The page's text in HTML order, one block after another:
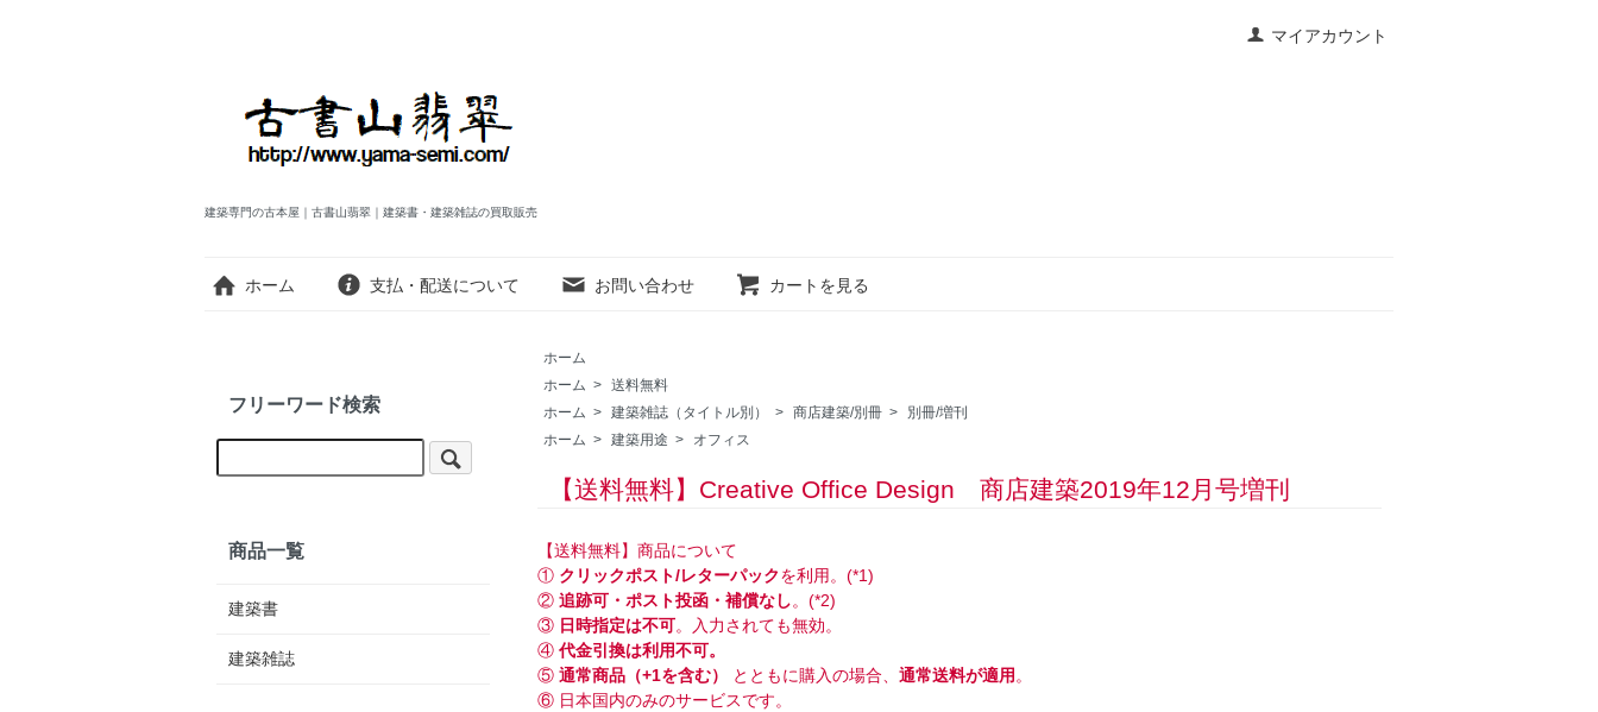
マイアカウント
建築専門の古本屋｜古書山翡翠｜建築書・建築雑誌の買取販売
ホーム 支払・配送について お問い合わせ カートを見る
ホーム
ホーム > 送料無料
ホーム > 建築雑誌（タイトル別） > 商店建築/別冊 >
別冊/増刊
ホーム > 建築用途 > オフィス
【送料無料】Creative Office Design 商店建築2019年12月号増刊
【送料無料】商品について
① クリックポスト/レターパックを利用。(*1)
② 追跡可・ポスト投函・補償なし。(*2)
③ 日時指定は不可。入力されても無効。
④ 代金引換は利用不可。
⑤ 通常商品（+1を含む） とともに購入の場合、 通常送料が適用。
⑥ 日本国内のみのサービスです。
フリーワード検索
商品一覧
建築書
建築雑誌